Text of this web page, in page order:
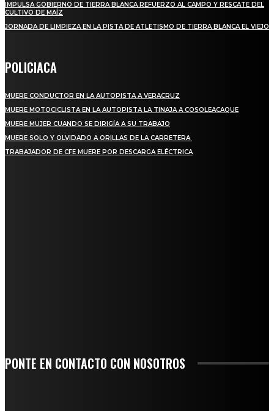
IMPULSA GOBIERNO DE TIERRA BLANCA REFUERZO AL CAMPO Y RESCATE DEL
CULTIVO DE MAÍZ
JORNADA DE LIMPIEZA EN LA PISTA DE ATLETISMO DE TIERRA BLANCA EL VIEJO
POLICIACA
MUERE CONDUCTOR EN LA AUTOPISTA A VERACRUZ
MUERE MOTOCICLISTA EN LA AUTOPISTA LA TINAJA A COSOLEACAQUE
MUERE MUJER CUANDO SE DIRIGÍA A SU TRABAJO
MUERE SOLO Y OLVIDADO A ORILLAS DE LA CARRETERA
TRABAJADOR DE CFE MUERE POR DESCARGA ELÉCTRICA
PONTE EN CONTACTO CON NOSOTROS